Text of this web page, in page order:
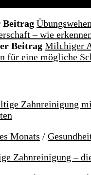
Beitrag
– wie
Beitrag Milchiger
für eine mögliche
Monats /
Zahnreinigung –